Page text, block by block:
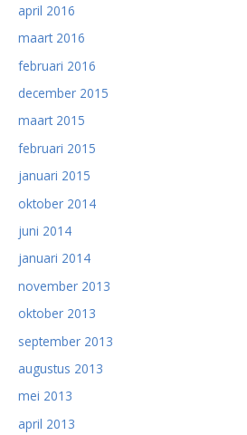
april 2016
maart 2016
februari 2016
december 2015
maart 2015
februari 2015
januari 2015
oktober 2014
juni 2014
januari 2014
november 2013
oktober 2013
september 2013
augustus 2013
mei 2013
april 2013